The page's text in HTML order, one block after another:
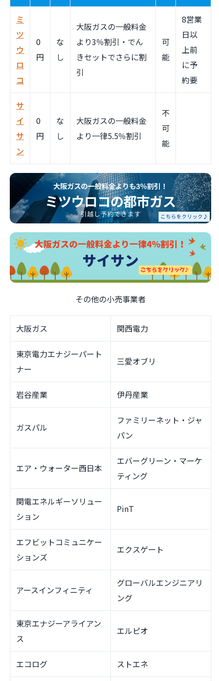
ミ
ツ
ウ
ロ
コ
0
円
な
し
大阪ガスの一般料金
より3％割引・でん
きセットでさらに割
引
可
能
8営業
日以
上前
に予
約要
サ
イ
サ
ン
0
円
な
し
大阪ガスの一般料金
より一律5.5％割引
不
可
能
その他の小売事業者
大阪ガス 関西電力
東京電力エナジーパート
ナー
三愛オブリ
岩谷産業 伊丹産業
ガスパル
ファミリーネット・ジャ
パン
エア・ウォーター西日本
エバーグリーン・マーケ
ティング
関電エネルギーソリュー
ション
PinT
エフビットコミュニケー
ションズ
エクスゲート
アースインフィニティ
グローバルエンジニアリ
ング
東京エナジーアライアン
ス
エルピオ
エコログ ストエネ